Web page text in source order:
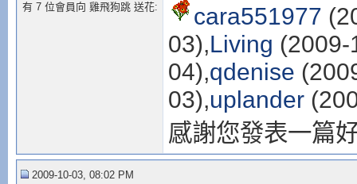
有 7 位會員向 雞飛狗跳 送花: cara551977
03),Living (2009-
04),qdenise
03),uplander
感謝您發表一篇
2009-10-03, 08:02 PM